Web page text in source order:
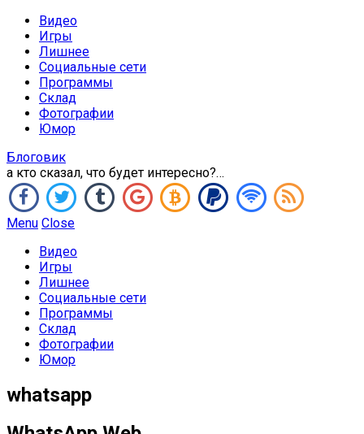
Видео
Игры
Лишнее
Социальные сети
Программы
Склад
Фотографии
Юмор
Блоговик
а кто сказал, что будет интересно?…
Menu Close
Видео
Игры
Лишнее
Социальные сети
Программы
Склад
Фотографии
Юмор
whatsapp